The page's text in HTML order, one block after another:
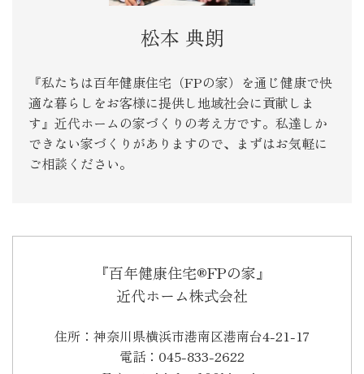
松本 典朗
『私たちは百年健康住宅（FPの家）を通じ健康で快
適な暮らしをお客様に提供し地域社会に貢献しま
す』近代ホームの家づくりの考え方です。私達しか
できない家づくりがありますので、まずはお気軽に
ご相談ください。
『百年健康住宅®FPの家』
近代ホーム株式会社
住所：神奈川県横浜市港南区港南台4-21-17
電話：045-833-2622